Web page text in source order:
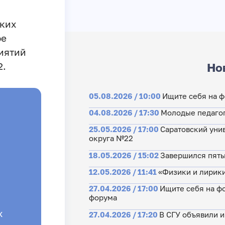
05.08.2026 / 10:00 Ищите себя на
04.08.2026 / 17:30 Молодые
25.05.2026 / 17:00 Саратовский
округа №22
18.05.2026 / 15:02 Завершился
12.05.2026 / 11:41«Физики и
27.04.2026 / 17:00 Ищите себя на
форума
27.04.2026 / 17:20 В СГУ объявили